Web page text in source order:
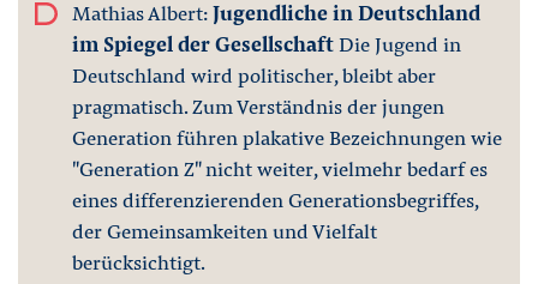
Mathias Albert:Jugendliche in Deutschland
im Spiegel der GesellschaftDie Jugend in
Deutschland wird politischer, bleibt aber
pragmatisch. Zum Verständnis der jungen
Generation führen plakative Bezeichnungen wie
"Generation Z" nicht weiter, vielmehr bedarf es
eines differenzierenden Generationsbegriffes,
der Gemeinsamkeiten und Vielfalt
berücksichtigt.